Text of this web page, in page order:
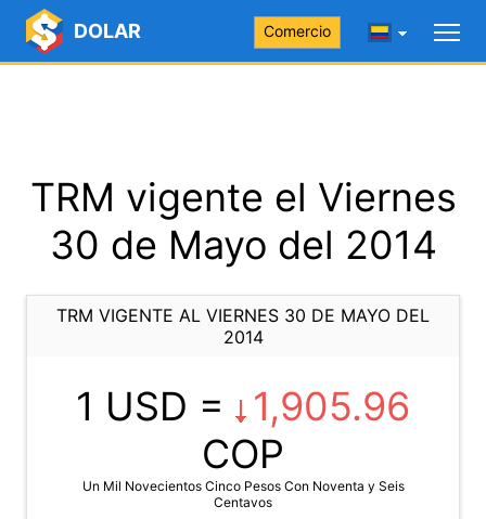
DOLAR Comercio
TRM vigente el Viernes
30 de Mayo del 2014
TRM VIGENTE AL VIERNES 30 DE MAYO DEL
2014
1 USD =
1,905.96
COP
Un Mil Novecientos Cinco Pesos Con Noventa y Seis
Centavos